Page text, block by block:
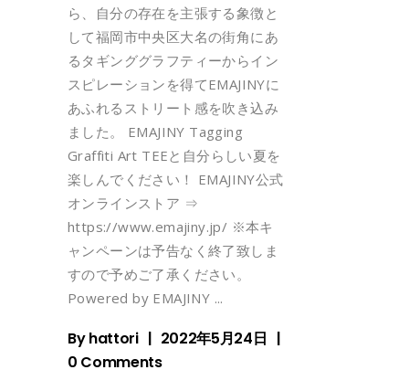
ら、自分の存在を主張する象徴と
して福岡市中央区大名の街角にあ
るタギンググラフティーからイン
スピレーションを得てEMAJINYに
あふれるストリート感を吹き込み
ました。 EMAJINY Tagging
Graffiti Art TEEと自分らしい夏を
楽しんでください！ EMAJINY公式
オンラインストア ⇒
https://www.emajiny.jp/ ※本キ
ャンペーンは予告なく終了致しま
すので予めご了承ください。
Powered by EMAJINY
Byhattori
2022年5月24日
0 Comments